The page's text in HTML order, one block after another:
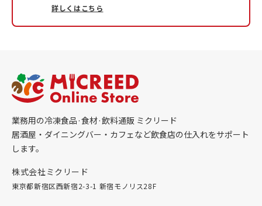
詳しくはこちら
業務用の冷凍食品·食材·飲料通販 ミクリード
居酒屋・ダイニングバー・カフェなど飲食店の仕入れをサポート
します。
株式会社ミクリード
東京都新宿区西新宿2-3-1 新宿モノリス28F